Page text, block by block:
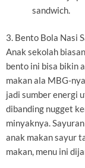
sandwich.
3. Bento Bola Nasi
Anak sekolah
bento ini bisa bikin
makan ala MBG-
jadi sumber energi
dibanding nugget
minyaknya.
anak makan sayur
makan, menu ini